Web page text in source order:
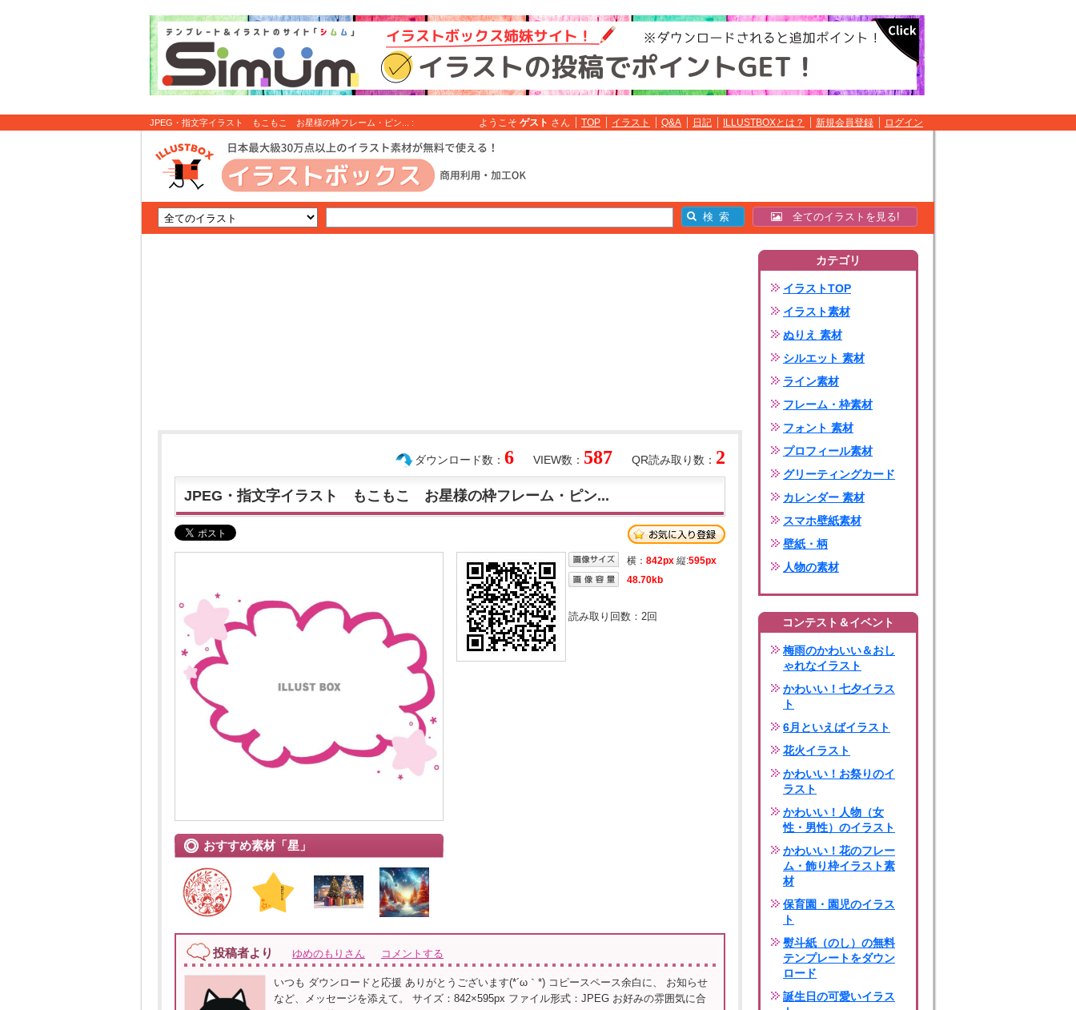
JPEG・指文字イラスト もこもこ お星様の枠フレーム・ピン... :
ようこそ ゲスト さん TOP イラスト Q&A 日記 ILLUSTBOXとは？ 新規会員登録 ログイン
全てのイラストを見る!
QR読み取り数： 2
VIEW数： 587
ダウンロード数： 6
JPEG・指文字イラスト もこもこ お星様の枠フレーム・ピン...
おすすめ素材「星」
横： 842px 縦:595px
48.70kb
読み取り回数： 2回
投稿者より ゆめのもりさん コメントする
いつも ダウンロードと応援 ありがとうございます(*´ω｀*) コピースペース余白に、 お知らせ
など、メッセージを添えて。 サイズ：842×595px ファイル形式：JPEG お好みの雰囲気に合
カテゴリ
イラストTOP
イラスト素材
ぬりえ 素材
シルエット 素材
ライン素材
フレーム・枠素材
フォント 素材
プロフィール素材
グリーティングカード
カレンダー 素材
スマホ壁紙素材
壁紙・柄
人物の素材
コンテスト＆イベント
梅雨のかわいい＆おし
ゃれなイラスト
かわいい！七夕イラス
ト
6月といえばイラスト
花火イラスト
かわいい！お祭りのイ
ラスト
かわいい！人物（女
性・男性）のイラスト
かわいい！花のフレー
ム・飾り枠イラスト素
材
保育園・園児のイラス
ト
熨斗紙（のし）の無料
テンプレートをダウン
ロード
誕生日の可愛いイラス